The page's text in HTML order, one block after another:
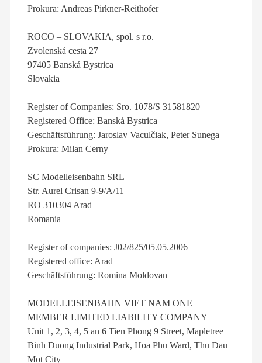
Prokura: Andreas Pirkner-Reithofer
ROCO – SLOVAKIA, spol. s r.o.
Zvolenská cesta 27
97405 Banská Bystrica
Slovakia
Register of Companies: Sro. 1078/S 31581820
Registered Office: Banská Bystrica
Geschäftsführung: Jaroslav Vaculčiak, Peter Sunega
Prokura: Milan Cerny
SC Modelleisenbahn SRL
Str. Aurel Crisan 9-9/A/11
RO 310304 Arad
Romania
Register of companies: J02/825/05.05.2006
Registered office: Arad
Geschäftsführung: Romina Moldovan
MODELLEISENBAHN VIET NAM ONE
MEMBER LIMITED LIABILITY COMPANY
Unit 1, 2, 3, 4, 5 an 6 Tien Phong 9 Street, Mapletree
Binh Duong Industrial Park, Hoa Phu Ward, Thu Dau
Mot City